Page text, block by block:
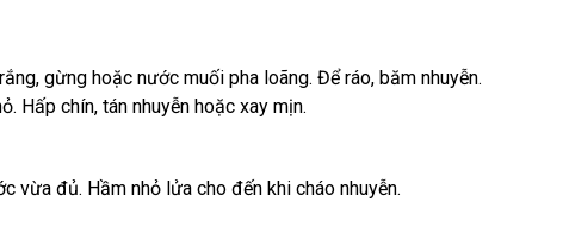
gừng hoặc nước muối pha loãng. Để ráo, băm nhuyễn.
Hấp chín, tán nhuyễn hoặc xay mịn.
vừa đủ. Hầm nhỏ lửa cho đến khi cháo nhuyễn.